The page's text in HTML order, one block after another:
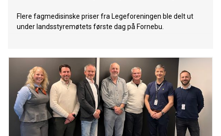
Flere fagmedisinske priser fra Legeforeningen ble delt ut
under landsstyremøtets første dag på Fornebu.